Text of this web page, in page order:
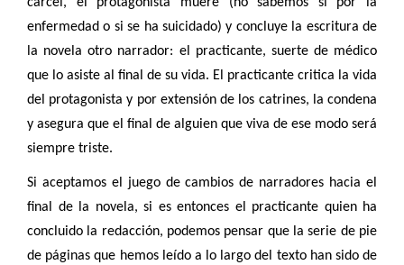
cárcel, el protagonista muere (no sabemos si por la
enfermedad o si se ha suicidado) y concluye la escritura de
la novela otro narrador: el practicante, suerte de médico
que lo asiste al final de su vida. El practicante critica la vida
del protagonista y por extensión de los catrines, la condena
y asegura que el final de alguien que viva de ese modo será
siempre triste.
Si aceptamos el juego de cambios de narradores hacia el
final de la novela, si es entonces el practicante quien ha
concluido la redacción, podemos pensar que la serie de pie
de páginas que hemos leído a lo largo del texto han sido de